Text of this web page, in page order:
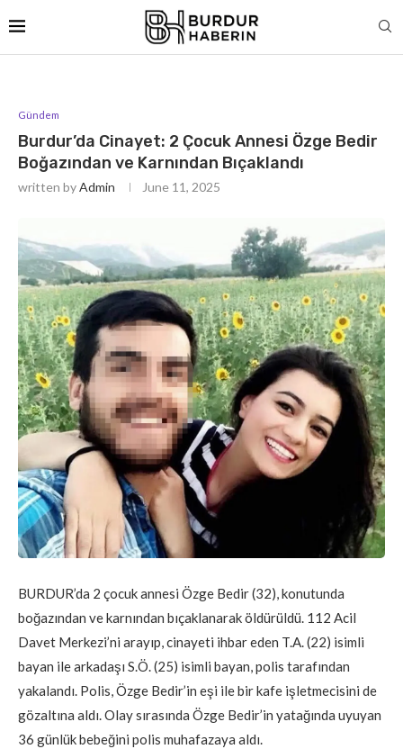
Gündem
Burdur’da Cinayet: 2 Çocuk Annesi Özge Bedir
Boğazından ve Karnından Bıçaklandı
written byAdmin June 11, 2025
BURDUR’da 2 çocuk annesi Özge Bedir (32), konutunda
boğazından ve karnından bıçaklanarak öldürüldü. 112 Acil
Davet Merkezi’ni arayıp, cinayeti ihbar eden T.A. (22) isimli
bayan ile arkadaşı S.Ö. (25) isimli bayan, polis tarafından
yakalandı. Polis, Özge Bedir’in eşi ile bir kafe işletmecisini de
gözaltına aldı. Olay sırasında Özge Bedir’in yatağında uyuyan
36 günlük bebeğini polis muhafazaya aldı.